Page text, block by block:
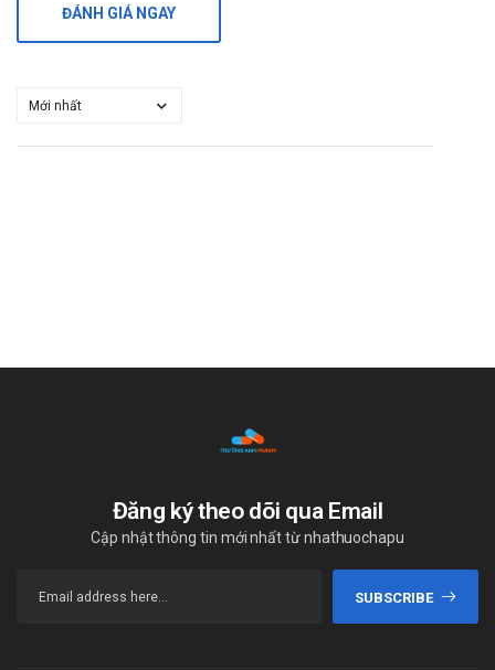
ĐÁNH GIÁ NGAY
Đăng ký theo dõi qua Email
Cập nhật thông tin mới nhất từ nhathuochapu
SUBSCRIBE